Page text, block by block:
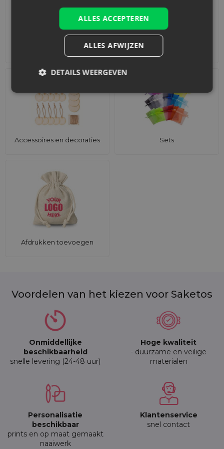
Adventskalenders Katoenen zakjes
Accessoires en decoraties Sets
Afdrukken toevoegen
Voordelen van het kiezen voor Saketos
Onmiddellijke
beschikbaarheid
snelle levering (24-48 uur)
Hoge kwaliteit
- duurzame en veilige
materialen
Personalisatie
beschikbaar
prints en op maat gemaakt
naaiwerk
Klantenservice
snel contact
ALLES ACCEPTEREN
ALLES AFWIJZEN
DETAILS WEERGEVEN